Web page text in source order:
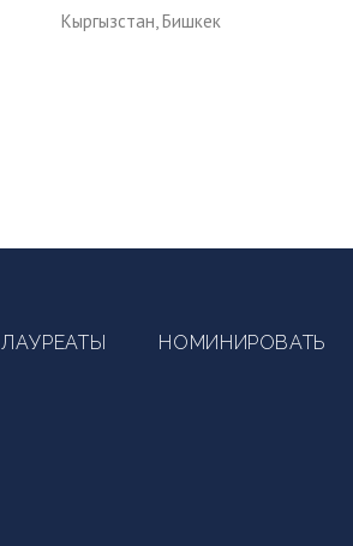
Кыргызстан, Бишкек
ЛАУРЕАТЫ НОМИНИРОВАТЬ